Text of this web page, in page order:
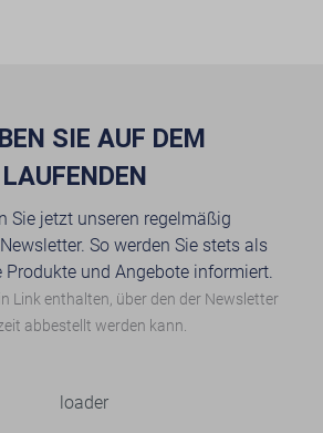
SIE AUF DEM
LAUFENDEN
Sie jetzt unseren regelmäßig
So werden Sie stets als
Produkte und Angebote informiert.
Link enthalten, über den der Newsletter
abbestellt werden kann.